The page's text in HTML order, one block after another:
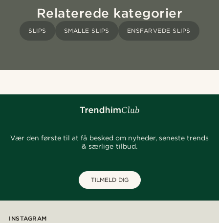
Relaterede kategorier
SLIPS SMALLE SLIPS ENSFARVEDE SLIPS
Vær den første til at få besked om nyheder, seneste trends
& særlige tilbud.
TILMELD DIG
INSTAGRAM